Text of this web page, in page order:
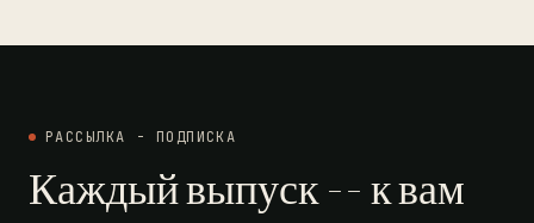
РАССЫЛКА - ПОДПИСКА
Каждый выпуск -- к вам